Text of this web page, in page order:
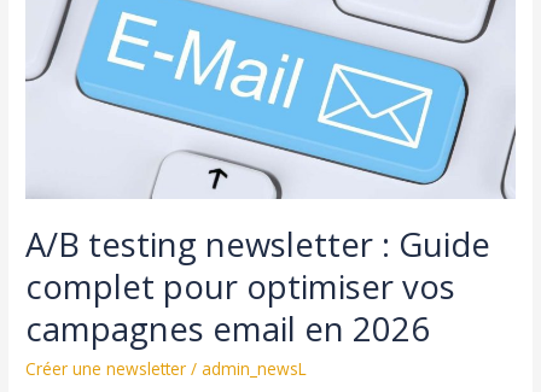
comparatif
complet
des
frais
A/B testing newsletter : Guide
complet pour optimiser vos
campagnes email en 2026
Créer une newsletter /admin_newsL